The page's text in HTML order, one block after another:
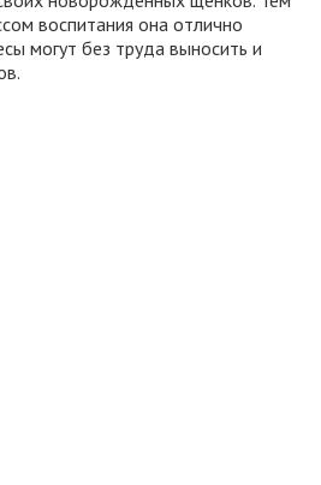
воспитания она отлично
могут без труда выносить и